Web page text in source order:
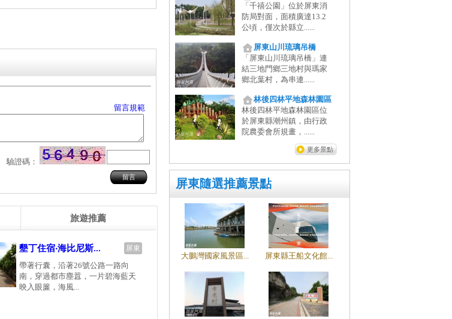
「千禧公園」位於屏東消
防局對面，面積廣達13.2
公頃，僅次於縣立......
屏東山川琉璃吊橋
「屏東山川琉璃吊橋」連
結三地門鄉三地村與瑪家
鄉北葉村，為串連......
林後四林平地森林園區
林後四林平地森林園區位
於屏東縣潮州鎮，由行政
院農委會所規畫，......
更多景點
屏東隨選推薦景點
大鵬灣國家風景區... 屏東縣王船文化館...
留言規範
驗證碼：
旅遊推薦
屏東
墾丁住宿‧海比尼斯...
帶著行囊，沿著26號公路一路向
南，穿過都市塵囂，一片碧海藍天
映入眼簾，海風...